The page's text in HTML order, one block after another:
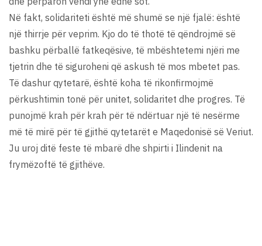
Në fakt, solidariteti është më shumë se një fjalë: është
një thirrje për veprim. Kjo do të thotë të qëndrojmë së
bashku përballë fatkeqësive, të mbështetemi njëri me
tjetrin dhe të siguroheni që askush të mos mbetet pas.
Të dashur qytetarë, është koha të rikonfirmojmë
përkushtimin tonë për unitet, solidaritet dhe progres. Të
punojmë krah për krah për të ndërtuar një të nesërme
më të mirë për të gjithë qytetarët e Maqedonisë së Veriut.
Ju uroj ditë feste të mbarë dhe shpirti i Ilindenit na
frymëzoftë të gjithëve.